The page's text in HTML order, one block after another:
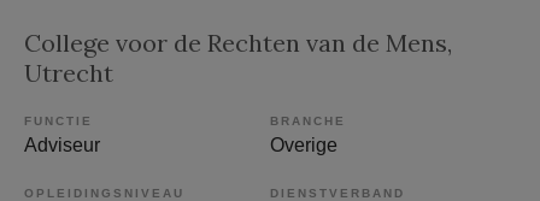
College voor de Rechten van de Mens,
Utrecht
FUNCTIE
Adviseur
BRANCHE
Overige
OPLEIDINGSNIVEAU DIENSTVERBAND